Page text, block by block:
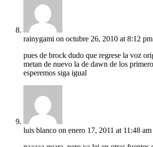
rainygami on octubre 26, 2010 at 8:12 pm
pues de brock dudo que regrese la voz
metan de nuevo la de dawn de los
esperemos siga igual
luis blanco on enero 17, 2011 at 11:48 am